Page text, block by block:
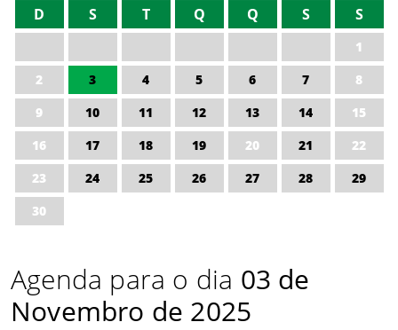
D S T Q Q S S
1
2
3 4 5 6 7
8
9
10 11 12 13 14
15
16
17 18 19 20 21
22
23
24 25 26 27 28
29
30
Agenda para o dia 03 de
Novembro de 2025